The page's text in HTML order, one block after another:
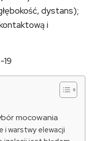
dystans);
i
mocowania
i warstwy elewacji